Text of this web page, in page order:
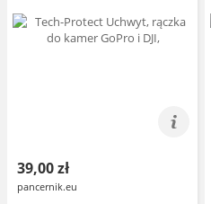
39,00 zł
pancernik.eu